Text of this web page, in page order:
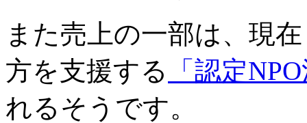
また売上の一部は、現
方を支援する
「認定
れるそうです。